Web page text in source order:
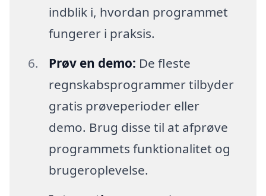
indblik i, hvordan programmet
fungerer i praksis.
Prøv en demo: De fleste
regnskabsprogrammer tilbyder
gratis prøveperioder eller
demo. Brug disse til at afprøve
programmets funktionalitet og
brugeroplevelse.